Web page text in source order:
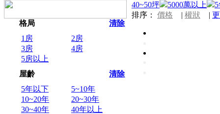
格局
清除
1房
2房
3房
4房
5房以上
屋齡
清除
5年以下
5~10年
10~20年
20~30年
30~40年
40年以上
40~50坪 5000萬以上
排序： 價格 | 權狀 |